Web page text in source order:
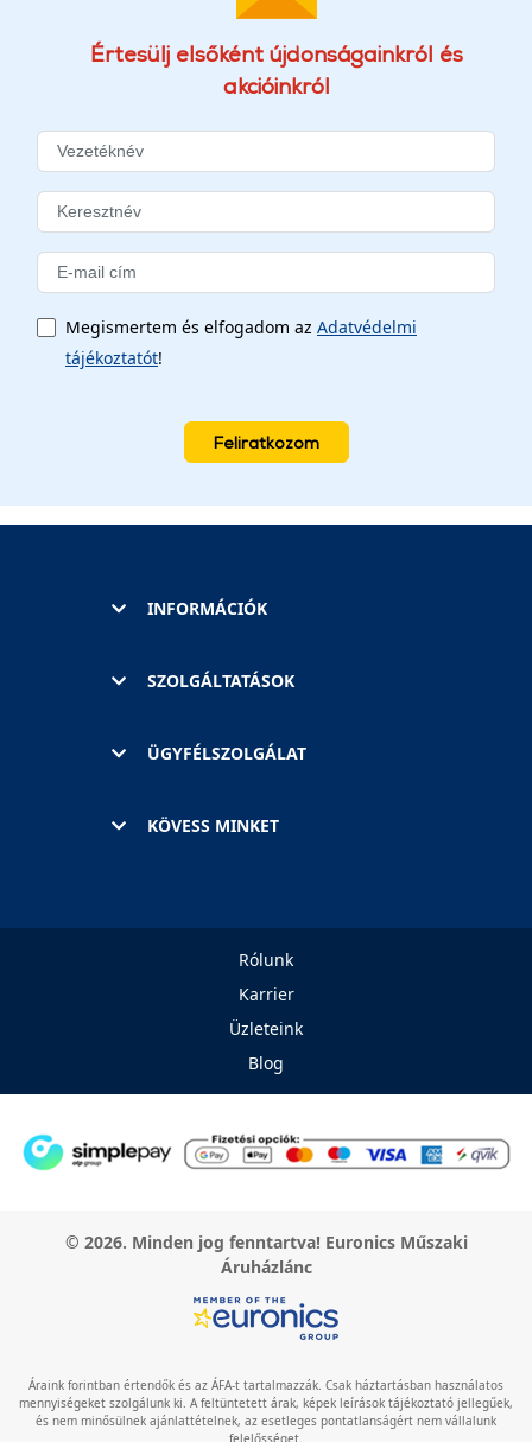
Értesülj elsőként újdonságainkról és
akcióinkról
Megismertem és elfogadom az Adatvédelmi
tájékoztatót!
Feliratkozom
INFORMÁCIÓK
SZOLGÁLTATÁSOK
ÜGYFÉLSZOLGÁLAT
KÖVESS MINKET
Rólunk
Karrier
Üzleteink
Blog
© 2026. Minden jog fenntartva! Euronics Műszaki
Áruházlánc
Áraink forintban értendők és az ÁFA-t tartalmazzák. Csak háztartásban használatos
mennyiségeket szolgálunk ki. A feltüntetett árak, képek leírások tájékoztató jellegűek,
és nem minősülnek ajánlattételnek, az esetleges pontatlanságért nem vállalunk